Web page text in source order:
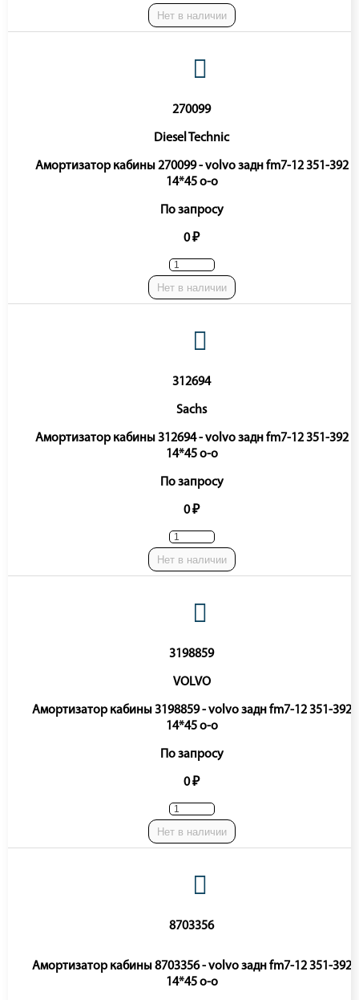
Нет в наличии
270099
Diesel Technic
Амортизатор кабины 270099 - volvo задн fm7-12 351-392
14*45 o-o
По запросу
0 ₽
Нет в наличии
312694
Sachs
Амортизатор кабины 312694 - volvo задн fm7-12 351-392
14*45 o-o
По запросу
0 ₽
Нет в наличии
3198859
VOLVO
Амортизатор кабины 3198859 - volvo задн fm7-12 351-392
14*45 o-o
По запросу
0 ₽
Нет в наличии
8703356
Амортизатор кабины 8703356 - volvo задн fm7-12 351-392
14*45 o-o